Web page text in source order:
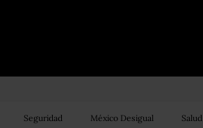
Seguridad México Desigual Salud